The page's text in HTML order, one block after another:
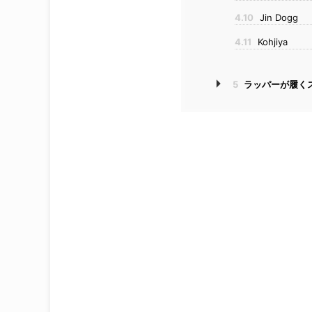
4.10 Jin Dogg
4.11 Kohjiya
5 ラッパーが履く